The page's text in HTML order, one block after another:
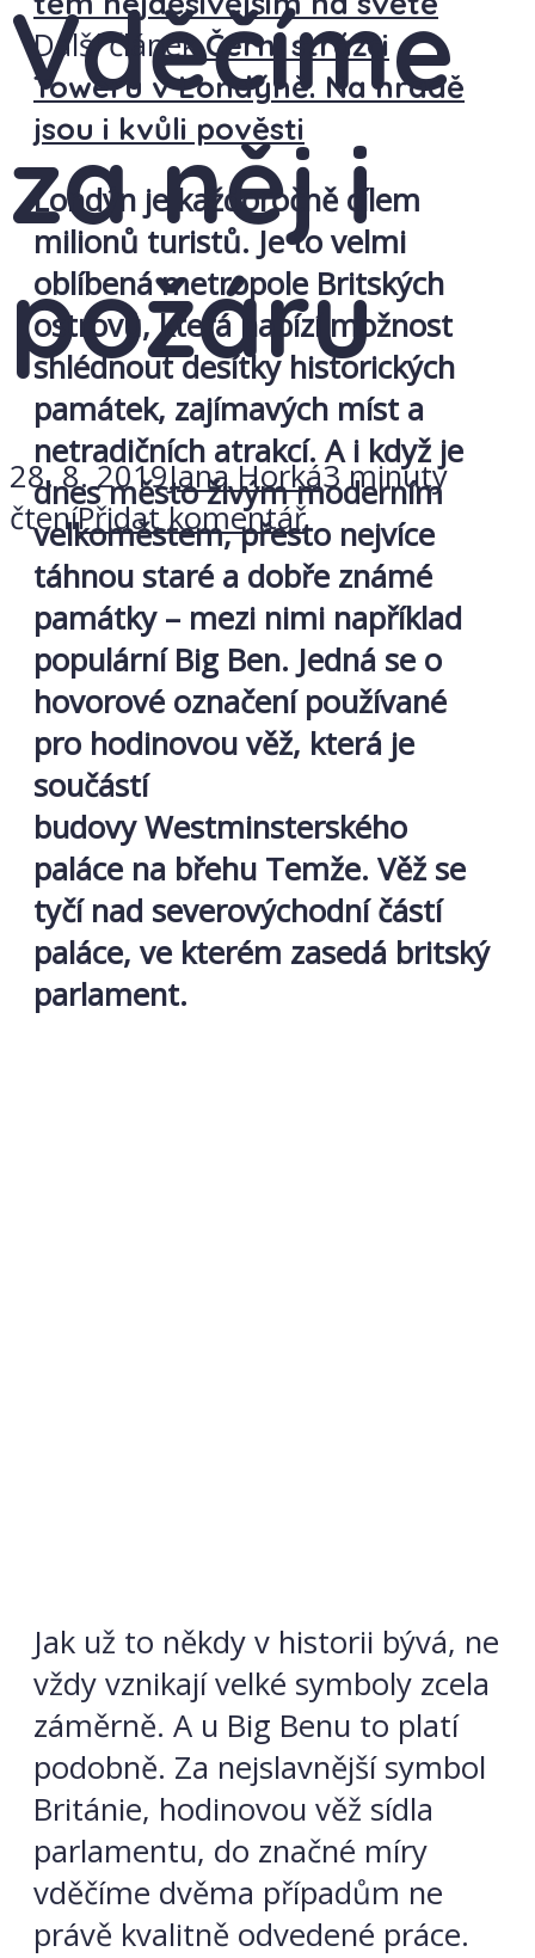
Vděčíme
za něj i
požáru
28. 8. 2019Jana Horká3 minuty
čteníPřidat komentář
Další článek Černí strážci
Toweru v Londýně. Na hradě
jsou i kvůli pověsti
Londýn je každoročně cílem
milionů turistů. Je to velmi
oblíbená metropole Britských
ostrovů, která nabízí možnost
shlédnout desítky historických
památek, zajímavých míst a
netradičních atrakcí. A i když je
dnes město živým moderním
velkoměstem, přesto nejvíce
táhnou staré a dobře známé
památky – mezi nimi například
populární Big Ben. Jedná se o
hovorové označení používané
pro hodinovou věž, která je
součástí
budovy Westminsterského
paláce na břehu Temže. Věž se
tyčí nad severovýchodní částí
paláce, ve kterém zasedá britský
parlament.
Jak už to někdy v historii bývá, ne
vždy vznikají velké symboly zcela
záměrně. A u Big Benu to platí
podobně. Za nejslavnější symbol
Británie, hodinovou věž sídla
parlamentu, do značné míry
vděčíme dvěma případům ne
právě kvalitně odvedené práce.